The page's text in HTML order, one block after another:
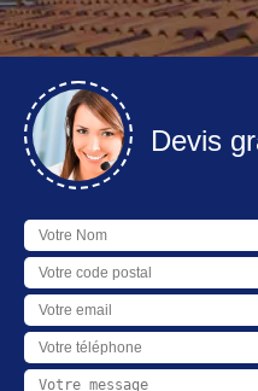
Devis